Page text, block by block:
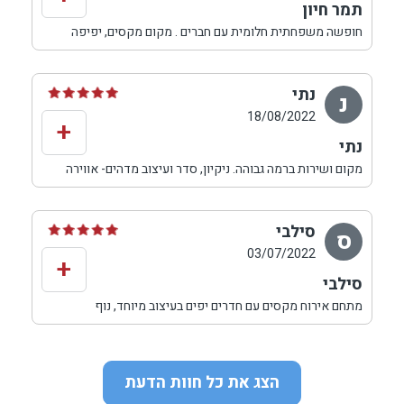
תמר חיון
חופשה משפחתית חלומית עם חברים . מקום מקסים, יפיפה
ומושקע. רמת אבזור גבוהה. נוף מדהים לכנרת. בקשה שלנו.
כיף גדול. בטוח נחזור!!!
נ נתי
18/08/2022
נתי
מקום ושירות ברמה גבוהה. ניקיון, סדר ועיצוב מדהים- אווירה
של מנוחה אמתית, שקט וניתוק מהרעש היומיומי. בעלת
המקום נעימה ועוזרת בכל מה שאפשר. תמורה שווה למחיר
ביחס לשאר הצימרים בארץ.
+
ס סילבי
03/07/2022
סילבי
מתחם אירוח מקסים עם חדרים יפים בעיצוב מיוחד, נוף
לכנרת,, ג׳קוזי זוגי בכל חדר ומספר מתחמים שמתאימים
+
הצג את כל חוות הדעת